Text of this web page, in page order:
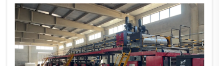
Όταν αντιμετωπίζουν τέτοια ποικιλία...